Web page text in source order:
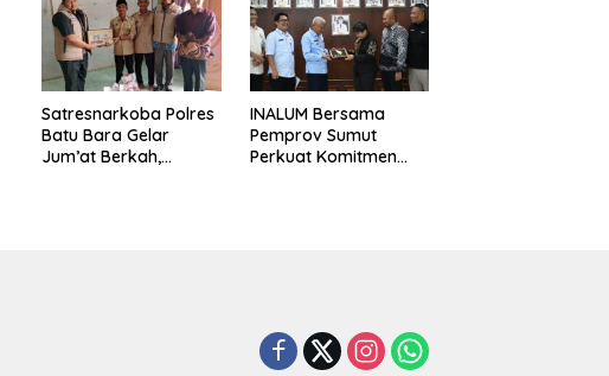
Layak Berkat Satgas
TMMD Ke-129 Kodim
0208/Asahan
Satresnarkoba Polres
Batu Bara Gelar
Jum’at Berkah,
INALUM Bersama
Pemprov Sumut
Perkuat Komitmen